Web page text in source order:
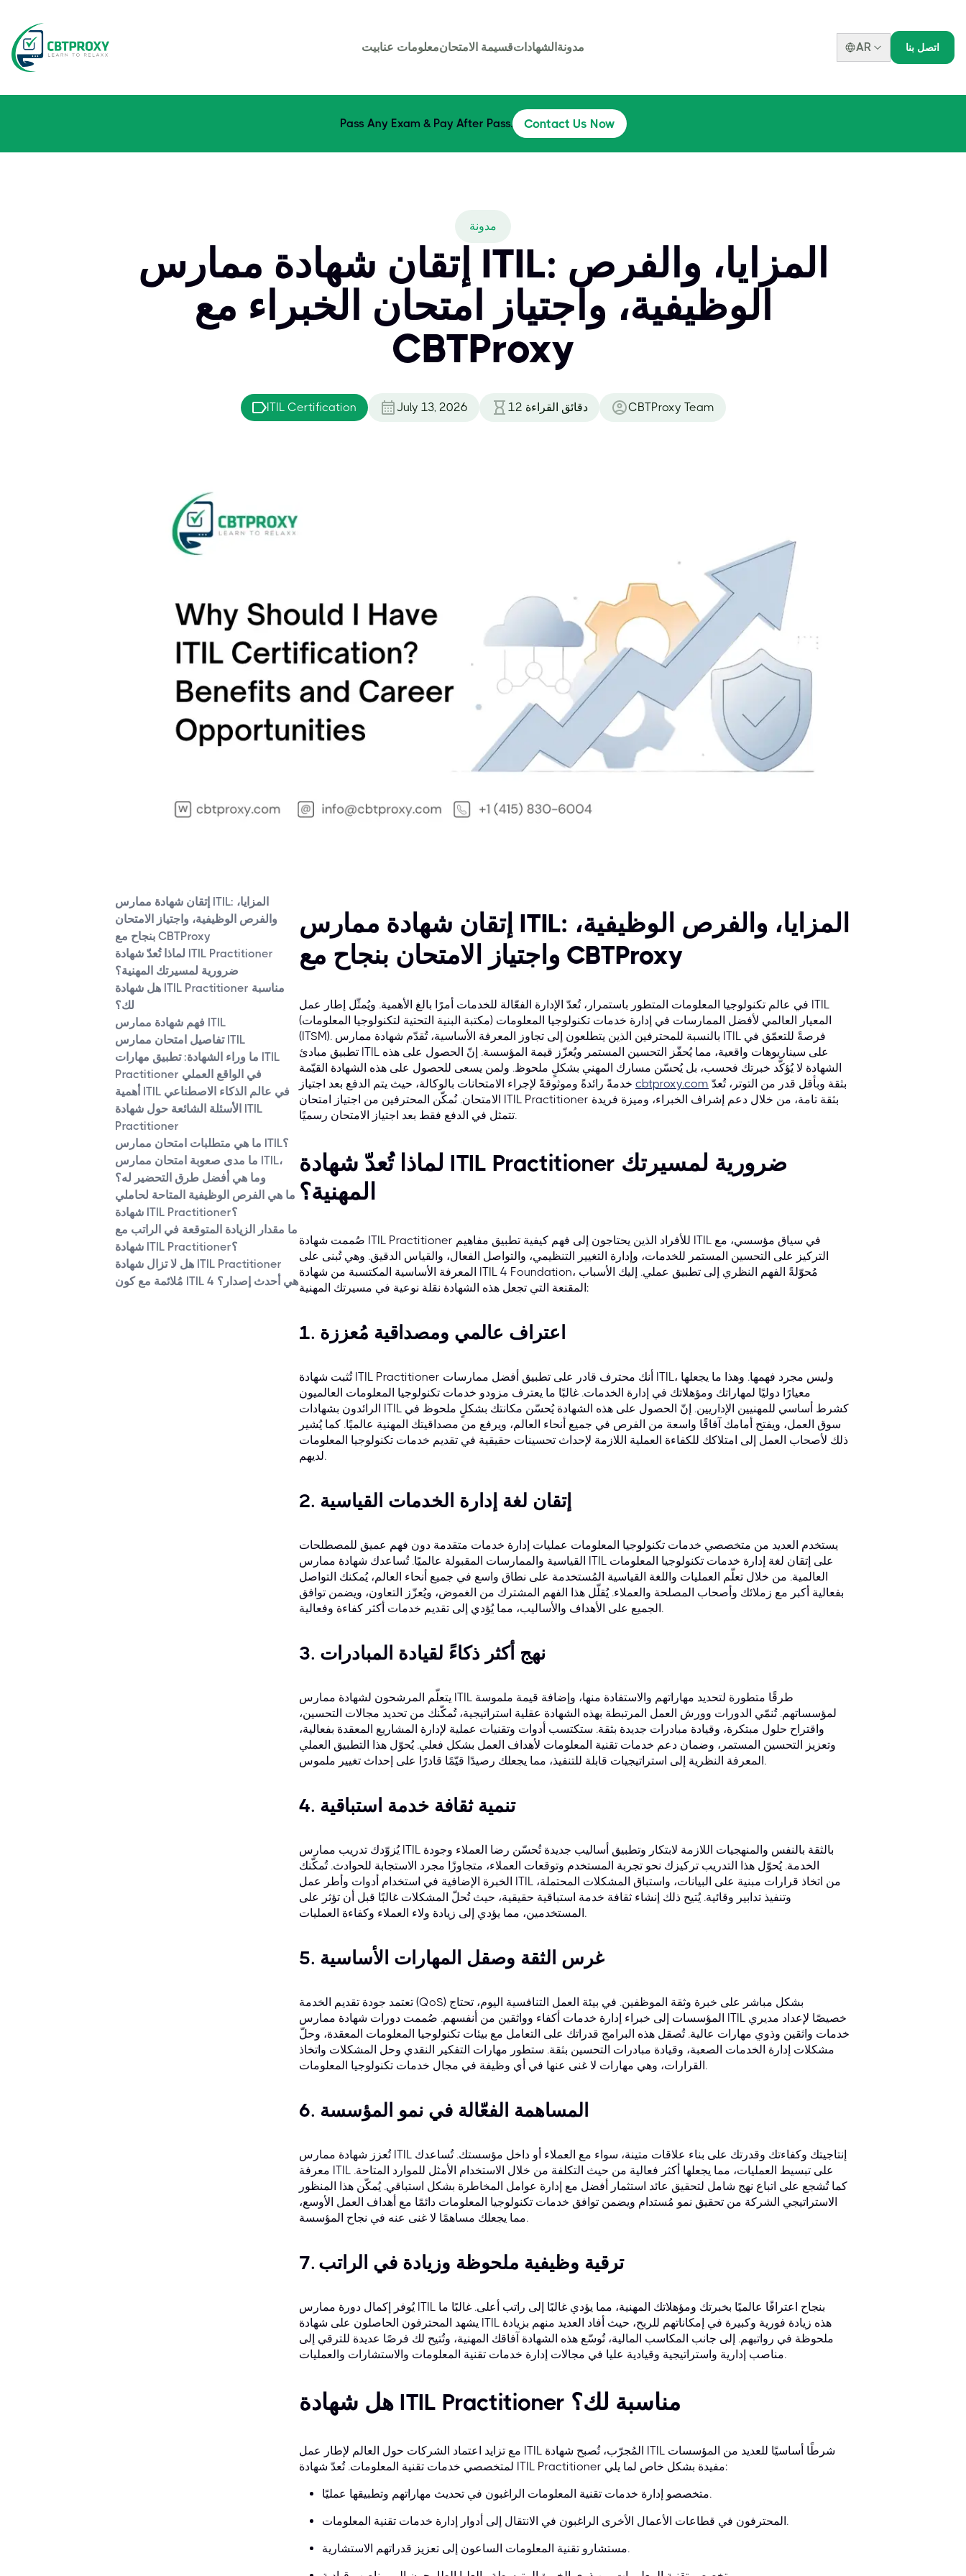
بيتمعلومات عناقسيمة الامتحانالشهاداتمدونة AR اتصل بنا
Pass Any Exam & Pay After Pass. Contact Us Now
مدونة
إتقان شهادة ممارس ITIL: المزايا، والفرص
الوظيفية، واجتياز امتحان الخبراء مع
CBTProxy
ITIL Certification July 13, 2026 12 دقائق القراءة CBTProxy Team
إتقان شهادة ممارس ITIL: المزايا،
والفرص الوظيفية، واجتياز الامتحان
بنجاح مع CBTProxy
لماذا تُعدّ شهادة ITIL Practitioner
ضرورية لمسيرتك المهنية؟
هل شهادة ITIL Practitioner مناسبة
لك؟
فهم شهادة ممارس ITIL
تفاصيل امتحان ممارس ITIL
ما وراء الشهادة: تطبيق مهارات ITIL
Practitioner في الواقع العملي
أهمية ITIL في عالم الذكاء الاصطناعي
الأسئلة الشائعة حول شهادة ITIL
Practitioner
ما هي متطلبات امتحان ممارس ITIL؟
ما مدى صعوبة امتحان ممارس ITIL،
وما هي أفضل طرق التحضير له؟
ما هي الفرص الوظيفية المتاحة لحاملي
شهادة ITIL Practitioner؟
ما مقدار الزيادة المتوقعة في الراتب مع
شهادة ITIL Practitioner؟
هل لا تزال شهادة ITIL Practitioner
مُلائمة مع كون ITIL 4 هي أحدث إصدار؟
إتقان شهادة ممارس ITIL: المزايا، والفرص الوظيفية،
واجتياز الامتحان بنجاح مع CBTProxy
في عالم تكنولوجيا المعلومات المتطور باستمرار، تُعدّ الإدارة الفعّالة للخدمات أمرًا بالغ الأهمية. ويُمثّل إطار عمل ITIL
(مكتبة البنية التحتية لتكنولوجيا المعلومات) المعيار العالمي لأفضل الممارسات في إدارة خدمات تكنولوجيا المعلومات
(ITSM). بالنسبة للمحترفين الذين يتطلعون إلى تجاوز المعرفة الأساسية، تُقدّم شهادة ممارس ITIL فرصةً للتعمّق في
تطبيق مبادئ ITIL على سيناريوهات واقعية، مما يُحفّز التحسين المستمر ويُعزّز قيمة المؤسسة. إنّ الحصول على هذه
الشهادة لا يُؤكّد خبرتك فحسب، بل يُحسّن مسارك المهني بشكلٍ ملحوظ. ولمن يسعى للحصول على هذه الشهادة القيّمة
بثقة وبأقل قدر من التوتر، تُعدّ cbtproxy.com خدمةً رائدةً وموثوقةً لإجراء الامتحانات بالوكالة، حيث يتم الدفع بعد اجتياز
الامتحان. نُمكّن المحترفين من اجتياز امتحان ITIL Practitioner بثقة تامة، من خلال دعم إشراف الخبراء، وميزة فريدة
تتمثل في الدفع فقط بعد اجتياز الامتحان رسميًا.
لماذا تُعدّ شهادة ITIL Practitioner ضرورية لمسيرتك
المهنية؟
صُممت شهادة ITIL Practitioner للأفراد الذين يحتاجون إلى فهم كيفية تطبيق مفاهيم ITIL في سياق مؤسسي، مع
التركيز على التحسين المستمر للخدمات، وإدارة التغيير التنظيمي، والتواصل الفعال، والقياس الدقيق. وهي تُبنى على
المعرفة الأساسية المكتسبة من شهادة ITIL 4 Foundation، مُحوّلةً الفهم النظري إلى تطبيق عملي. إليك الأسباب
المقنعة التي تجعل هذه الشهادة نقلة نوعية في مسيرتك المهنية:
1. اعتراف عالمي ومصداقية مُعززة
تُثبت شهادة ITIL Practitioner أنك محترف قادر على تطبيق أفضل ممارسات ITIL، وليس مجرد فهمها. وهذا ما يجعلها
معيارًا دوليًا لمهاراتك ومؤهلاتك في إدارة الخدمات. غالبًا ما يعترف مزودو خدمات تكنولوجيا المعلومات العالميون
الرائدون بشهادات ITIL كشرط أساسي للمهنيين الإداريين. إنّ الحصول على هذه الشهادة يُحسّن مكانتك بشكلٍ ملحوظ في
سوق العمل، ويفتح أمامك آفاقًا واسعة من الفرص في جميع أنحاء العالم، ويرفع من مصداقيتك المهنية عالميًا. كما يُشير
ذلك لأصحاب العمل إلى امتلاكك للكفاءة العملية اللازمة لإحداث تحسينات حقيقية في تقديم خدمات تكنولوجيا المعلومات
لديهم.
2. إتقان لغة إدارة الخدمات القياسية
يستخدم العديد من متخصصي خدمات تكنولوجيا المعلومات عمليات إدارة خدمات متقدمة دون فهم عميق للمصطلحات
القياسية والممارسات المقبولة عالميًا. تُساعدك شهادة ممارس ITIL على إتقان لغة إدارة خدمات تكنولوجيا المعلومات
العالمية. من خلال تعلّم العمليات واللغة القياسية المُستخدمة على نطاق واسع في جميع أنحاء العالم، يُمكنك التواصل
بفعالية أكبر مع زملائك وأصحاب المصلحة والعملاء. يُقلّل هذا الفهم المشترك من الغموض، ويُعزّز التعاون، ويضمن توافق
الجميع على الأهداف والأساليب، مما يُؤدي إلى تقديم خدمات أكثر كفاءة وفعالية.
3. نهج أكثر ذكاءً لقيادة المبادرات
يتعلّم المرشحون لشهادة ممارس ITIL طرقًا متطورة لتحديد مهاراتهم والاستفادة منها، وإضافة قيمة ملموسة
لمؤسساتهم. تُنمّي الدورات وورش العمل المرتبطة بهذه الشهادة عقلية استراتيجية، تُمكّنك من تحديد مجالات التحسين،
واقتراح حلول مبتكرة، وقيادة مبادرات جديدة بثقة. ستكتسب أدوات وتقنيات عملية لإدارة المشاريع المعقدة بفعالية،
وتعزيز التحسين المستمر، وضمان دعم خدمات تقنية المعلومات لأهداف العمل بشكل فعلي. يُحوّل هذا التطبيق العملي
المعرفة النظرية إلى استراتيجيات قابلة للتنفيذ، مما يجعلك رصيدًا قيّمًا قادرًا على إحداث تغيير ملموس.
4. تنمية ثقافة خدمة استباقية
يُزوّدك تدريب ممارس ITIL بالثقة بالنفس والمنهجيات اللازمة لابتكار وتطبيق أساليب جديدة تُحسّن رضا العملاء وجودة
الخدمة. يُحوّل هذا التدريب تركيزك نحو تجربة المستخدم وتوقعات العملاء، متجاوزًا مجرد الاستجابة للحوادث. تُمكّنك
الخبرة الإضافية في استخدام أدوات وأطر عمل ITIL من اتخاذ قرارات مبنية على البيانات، واستباق المشكلات المحتملة،
وتنفيذ تدابير وقائية. يُتيح ذلك إنشاء ثقافة خدمة استباقية حقيقية، حيث تُحلّ المشكلات غالبًا قبل أن تؤثر على
المستخدمين، مما يؤدي إلى زيادة ولاء العملاء وكفاءة العمليات.
5. غرس الثقة وصقل المهارات الأساسية
تعتمد جودة تقديم الخدمة (QoS) بشكل مباشر على خبرة وثقة الموظفين. في بيئة العمل التنافسية اليوم، تحتاج
المؤسسات إلى خبراء إدارة خدمات أكفاء وواثقين من أنفسهم. صُممت دورات شهادة ممارس ITIL خصيصًا لإعداد مديري
خدمات واثقين وذوي مهارات عالية. تُصقل هذه البرامج قدراتك على التعامل مع بيئات تكنولوجيا المعلومات المعقدة، وحلّ
مشكلات إدارة الخدمات الصعبة، وقيادة مبادرات التحسين بثقة. ستطور مهارات التفكير النقدي وحل المشكلات واتخاذ
القرارات، وهي مهارات لا غنى عنها في أي وظيفة في مجال خدمات تكنولوجيا المعلومات.
6. المساهمة الفعّالة في نمو المؤسسة
تُعزز شهادة ممارس ITIL إنتاجيتك وكفاءتك وقدرتك على بناء علاقات متينة، سواء مع العملاء أو داخل مؤسستك. تُساعدك
معرفة ITIL على تبسيط العمليات، مما يجعلها أكثر فعالية من حيث التكلفة من خلال الاستخدام الأمثل للموارد المتاحة.
كما تُشجع على اتباع نهج شامل لتحقيق عائد استثمار أفضل مع إدارة عوامل المخاطرة بشكل استباقي. يُمكّن هذا المنظور
الاستراتيجي الشركة من تحقيق نمو مُستدام ويضمن توافق خدمات تكنولوجيا المعلومات دائمًا مع أهداف العمل الأوسع،
مما يجعلك مساهمًا لا غنى عنه في نجاح المؤسسة.
7. ترقية وظيفية ملحوظة وزيادة في الراتب
يُوفر إكمال دورة ممارس ITIL بنجاح اعترافًا عالميًا بخبرتك ومؤهلاتك المهنية، مما يؤدي غالبًا إلى راتب أعلى. غالبًا ما
يشهد المحترفون الحاصلون على شهادة ITIL هذه زيادة فورية وكبيرة في إمكاناتهم للربح، حيث أفاد العديد منهم بزيادة
ملحوظة في رواتبهم. إلى جانب المكاسب المالية، تُوسّع هذه الشهادة آفاقك المهنية، وتُتيح لك فرصًا عديدة للترقي إلى
مناصب إدارية واستراتيجية وقيادية عليا في مجالات إدارة خدمات تقنية المعلومات والاستشارات والعمليات.
هل شهادة ITIL Practitioner مناسبة لك؟
مع تزايد اعتماد الشركات حول العالم لإطار عمل ITIL المُجرّب، تُصبح شهادة ITIL شرطًا أساسيًا للعديد من المؤسسات
لمتخصصي خدمات تقنية المعلومات. تُعدّ شهادة ITIL Practitioner مفيدة بشكل خاص لما يلي:
متخصصو إدارة خدمات تقنية المعلومات الراغبون في تحديث مهاراتهم وتطبيقها عمليًا.
المحترفون في قطاعات الأعمال الأخرى الراغبون في الانتقال إلى أدوار إدارة خدمات تقنية المعلومات.
مستشارو تقنية المعلومات الساعون إلى تعزيز قدراتهم الاستشارية.